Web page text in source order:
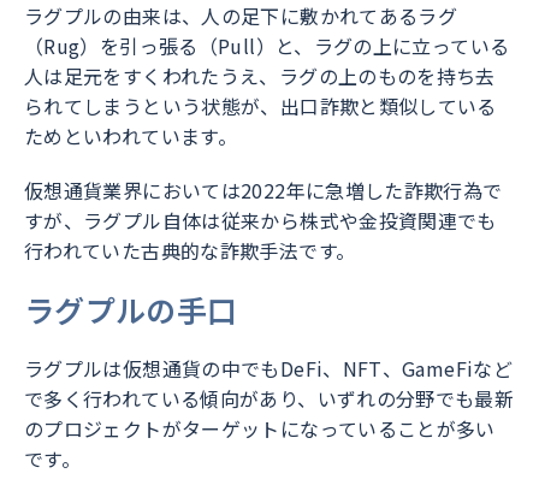
ラグプルの由来は、人の足下に敷かれてあるラグ
（Rug）を引っ張る（Pull）と、ラグの上に立っている
人は足元をすくわれたうえ、ラグの上のものを持ち去
られてしまうという状態が、出口詐欺と類似している
ためといわれています。
仮想通貨業界においては2022年に急増した詐欺行為で
すが、ラグプル自体は従来から株式や金投資関連でも
行われていた古典的な詐欺手法です。
ラグプルの手口
ラグプルは仮想通貨の中でもDeFi、NFT、GameFiなど
で多く行われている傾向があり、いずれの分野でも最新
のプロジェクトがターゲットになっていることが多い
です。